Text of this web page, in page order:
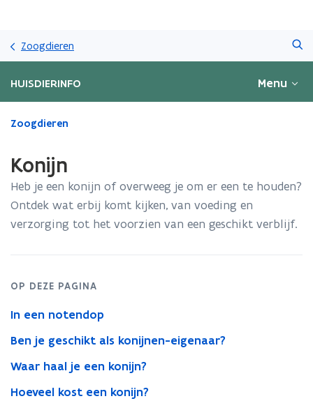
gaan
Zoogdieren
HUISDIERINFO Menu
Gedaan
bevindt
op:
Konijn
Zoogdieren
Konijn
Heb je een konijn of overweeg je om er een te houden?
Ontdek wat erbij komt kijken, van voeding en
verzorging tot het voorzien van een geschikt verblijf.
OP DEZE PAGINA
In een notendop
Ben je geschikt als konijnen-eigenaar?
Waar haal je een konijn?
Hoeveel kost een konijn?